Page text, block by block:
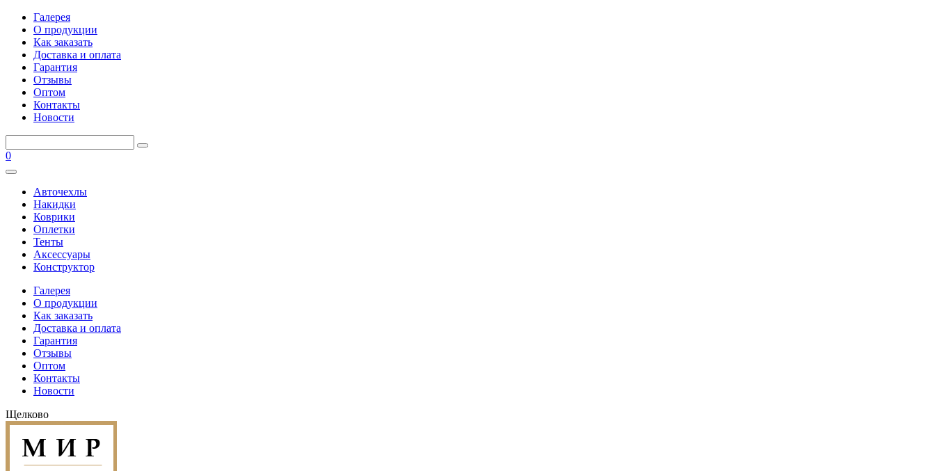
Галерея
О продукции
Как заказать
Доставка и оплата
Гарантия
Отзывы
Оптом
Контакты
Новости
0
Авточехлы
Накидки
Коврики
Оплетки
Тенты
Аксессуары
Конструктор
Галерея
О продукции
Как заказать
Доставка и оплата
Гарантия
Отзывы
Оптом
Контакты
Новости
Щелково